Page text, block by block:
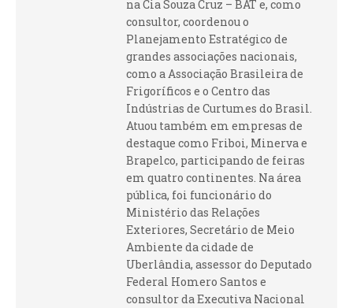
na Cia Souza Cruz – BAT e, como
consultor, coordenou o
Planejamento Estratégico de
grandes associações nacionais,
como a Associação Brasileira de
Frigoríficos e o Centro das
Indústrias de Curtumes do Brasil.
Atuou também em empresas de
destaque como Friboi, Minerva e
Brapelco, participando de feiras
em quatro continentes. Na área
pública, foi funcionário do
Ministério das Relações
Exteriores, Secretário de Meio
Ambiente da cidade de
Uberlândia, assessor do Deputado
Federal Homero Santos e
consultor da Executiva Nacional